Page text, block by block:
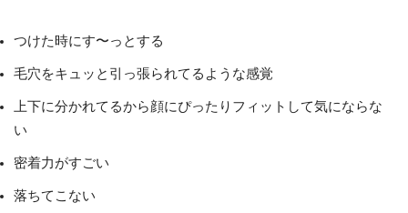
つけた時にす〜っとする
毛穴をキュッと引っ張られてるような感覚
上下に分かれてるから顔にぴったりフィットして気にならな
い
密着力がすごい
落ちてこない